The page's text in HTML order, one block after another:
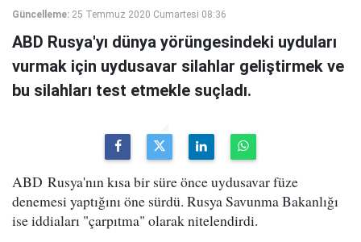
Güncelleme: 25 Temmuz 2020 Cumartesi 08:36
ABD Rusya'yı dünya yörüngesindeki uyduları
vurmak için uydusavar silahlar geliştirmek ve
bu silahları test etmekle suçladı.
ABD Rusya'nın kısa bir süre önce uydusavar füze
denemesi yaptığını öne sürdü. Rusya Savunma Bakanlığı
ise iddiaları "çarpıtma" olarak nitelendirdi.